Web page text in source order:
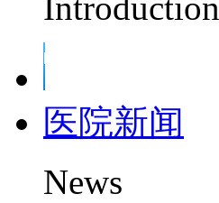
Introduction
医院新闻
News